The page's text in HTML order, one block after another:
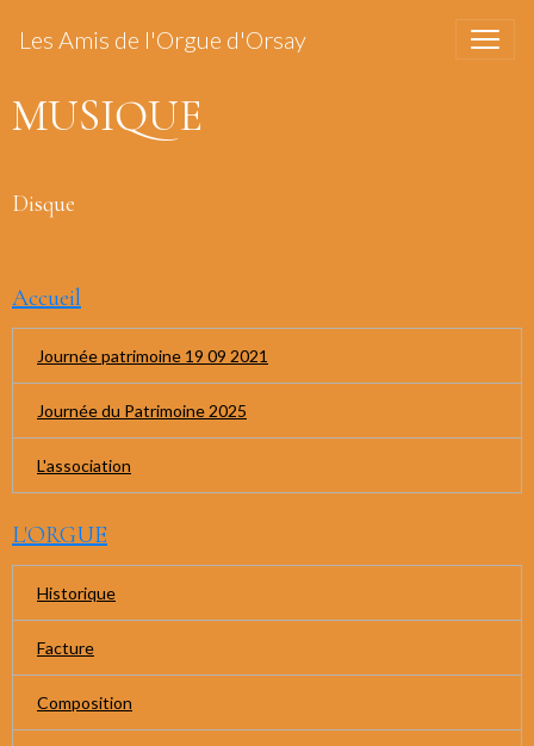
Les Amis de l'Orgue d'Orsay
MUSIQUE
Disque
Accueil
Journée patrimoine 19 09 2021
Journée du Patrimoine 2025
L'association
L'ORGUE
Historique
Facture
Composition